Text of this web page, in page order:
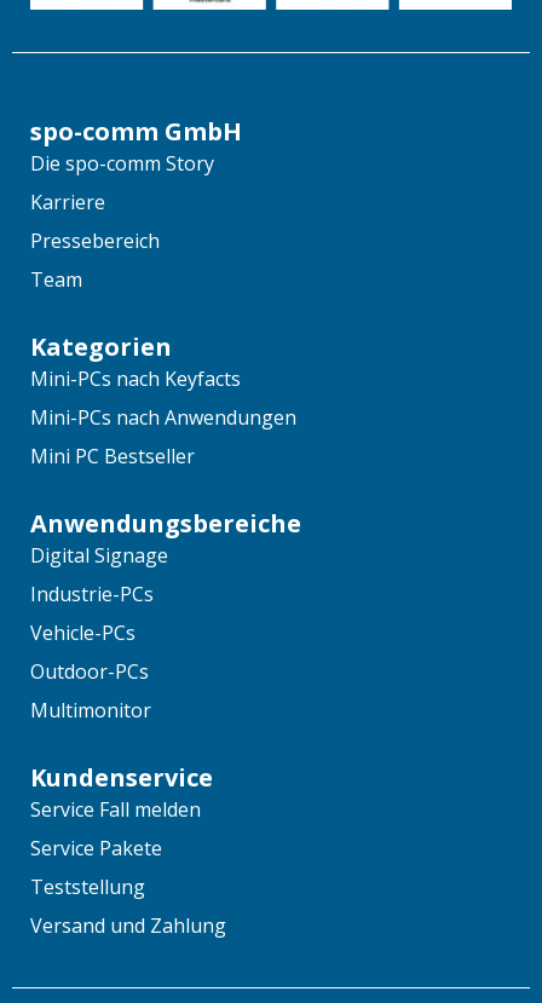
spo-comm GmbH
Die spo-comm Story
Karriere
Pressebereich
Team
Kategorien
Mini-PCs nach Keyfacts
Mini-PCs nach Anwendungen
Mini PC Bestseller
Anwendungsbereiche
Digital Signage
Industrie-PCs
Vehicle-PCs
Outdoor-PCs
Multimonitor
Kundenservice
Service Fall melden
Service Pakete
Teststellung
Versand und Zahlung